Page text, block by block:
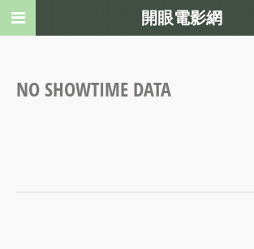
NO SHOWTIME DATA
開眼電影網